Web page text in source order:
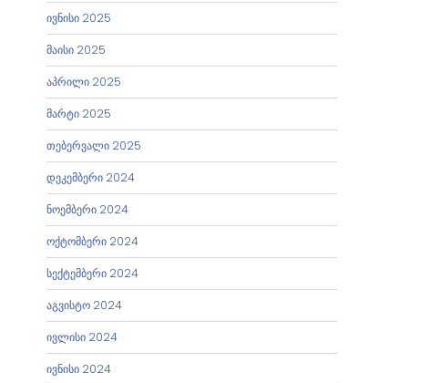
ივნისი 2025
მაისი 2025
აპრილი 2025
მარტი 2025
თებერვალი 2025
დეკემბერი 2024
ნოემბერი 2024
ოქტომბერი 2024
სექტემბერი 2024
აგვისტო 2024
ივლისი 2024
ივნისი 2024